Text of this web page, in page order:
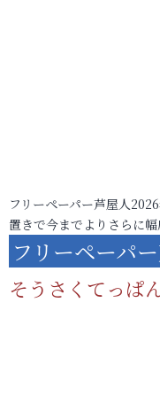
フリーペーパー芦屋人
置きで今までよりさらに
フリーペーパ
そうさくてっぱ